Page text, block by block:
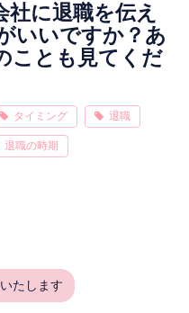
に退職を伝え
いいですか？あ
ことも見てくだ
タイミング 退職
退職の時期
たします